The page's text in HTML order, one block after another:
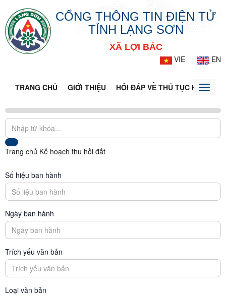
CỔNG THÔNG TIN ĐIỆN TỬ
TỈNH LẠNG SƠN
XÃ LỢI BÁC
VIE
EN
TRANG CHỦ GIỚI THIỆU HỎI ĐÁP VỀ THỦ TỤC HÀNHToggle
Trang chủ Kế hoạch thu hồi đất
Số hiệu ban hành
Ngày ban hành
Trích yếu văn bản
Loại văn bản